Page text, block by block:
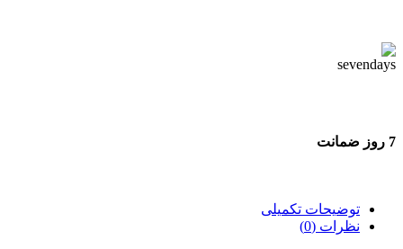
7 روز ضمانت
توضیحات تکمیلی
نظرات (0)